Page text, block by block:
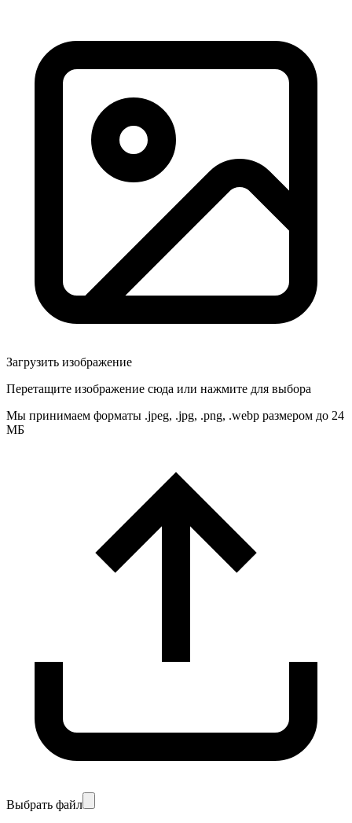
Загрузить изображение
Перетащите изображение сюда или нажмите для выбора
Мы принимаем форматы .jpeg, .jpg, .png, .webp размером до 24
МБ
Выбрать файл